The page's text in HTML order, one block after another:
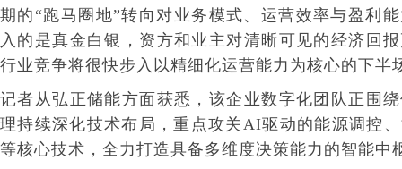
期的“跑马圈地”转向对业务模式、运营效率与盈利
入的是真金白银，资方和业主对清晰可见的经济回
行业竞争将很快步入以精细化运营能力为核心的下半
记者从弘正储能方面获悉，该企业数字化团队正围
理持续深化技术布局，重点攻关AI驱动的能源调控
等核心技术，全力打造具备多维度决策能力的智能中